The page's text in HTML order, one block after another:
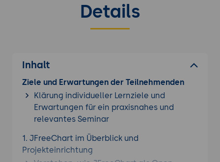
Details
Inhalt
Ziele und Erwartungen der Teilnehmenden
Klärung individueller Lernziele und
Erwartungen für ein praxisnahes und
relevantes Seminar
1. JFreeChart im Überblick und
Projekteinrichtung